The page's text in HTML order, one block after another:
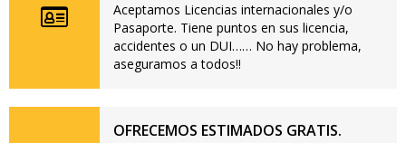
Aceptamos Licencias internacionales y/o
Pasaporte. Tiene puntos en sus licencia,
accidentes o un DUI…… No hay problema,
aseguramos a todos!!
OFRECEMOS ESTIMADOS GRATIS.